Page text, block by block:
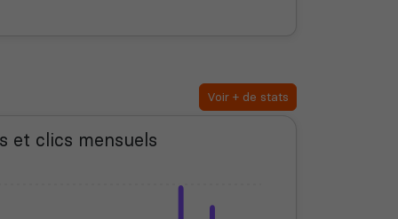
Voir + de stats
et clics mensuels